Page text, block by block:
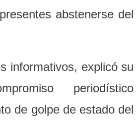
abstenerse del
informativos, explicó su
periodístico
de golpe de estado del